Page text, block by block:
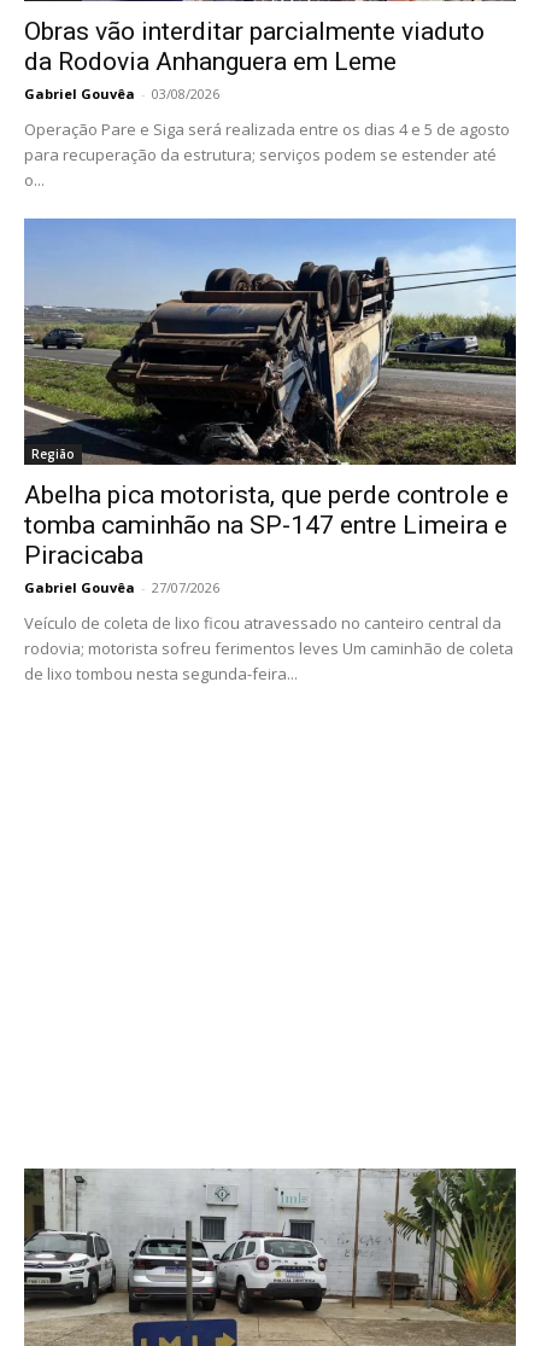
Obras vão interditar parcialmente viaduto
da Rodovia Anhanguera em Leme
Gabriel Gouvêa - 03/08/2026
Operação Pare e Siga será realizada entre os dias 4 e 5 de agosto
para recuperação da estrutura; serviços podem se estender até
o...
Região
Abelha pica motorista, que perde controle e
tomba caminhão na SP-147 entre Limeira e
Piracicaba
Gabriel Gouvêa - 27/07/2026
Veículo de coleta de lixo ficou atravessado no canteiro central da
rodovia; motorista sofreu ferimentos leves Um caminhão de coleta
de lixo tombou nesta segunda-feira...